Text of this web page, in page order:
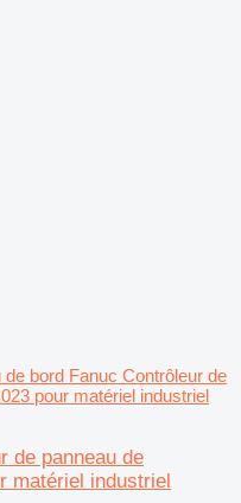
de bord Fanuc Contrôleur de
pour matériel industriel
de panneau de
matériel industriel